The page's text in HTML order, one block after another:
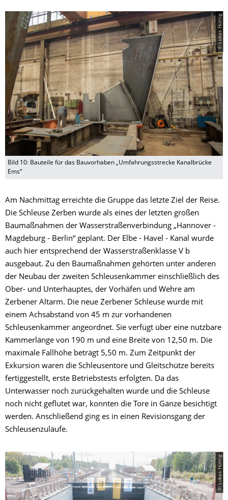
© Lukas Hüttig
Bild 10: Bauteile für das Bauvorhaben „Umfahrungsstrecke Kanalbrücke
Ems“
Am Nachmittag erreichte die Gruppe das letzte Ziel der Reise.
Die Schleuse Zerben wurde als eines der letzten großen
Baumaßnahmen der Wasserstraßenverbindung „Hannover -
Magdeburg - Berlin“ geplant. Der Elbe - Havel - Kanal wurde
auch hier entsprechend der Wasserstraßenklasse V b
ausgebaut. Zu den Baumaßnahmen gehörten unter anderen
der Neubau der zweiten Schleusenkammer einschließlich des
Ober- und Unterhauptes, der Vorhäfen und Wehre am
Zerbener Altarm. Die neue Zerbener Schleuse wurde mit
einem Achsabstand von 45 m zur vorhandenen
Schleusenkammer angeordnet. Sie verfügt über eine nutzbare
Kammerlänge von 190 m und eine Breite von 12,50 m. Die
maximale Fallhöhe beträgt 5,50 m. Zum Zeitpunkt der
Exkursion waren die Schleusentore und Gleitschütze bereits
fertiggestellt, erste Betriebstests erfolgten. Da das
Unterwasser noch zurückgehalten wurde und die Schleuse
noch nicht geflutet war, konnten die Tore in Gänze besichtigt
werden. Anschließend ging es in einen Revisionsgang der
Schleusenzuläufe.
© Lukas Hüttig